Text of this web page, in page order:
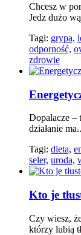
Chcesz w
Jedz dużo
Tagi: grypa,
odporność,
zdrowie
Dopalacze –
działanie
Tagi: dieta,
seler, uroda,
Kto je
Czy wiesz,
którzy lubią